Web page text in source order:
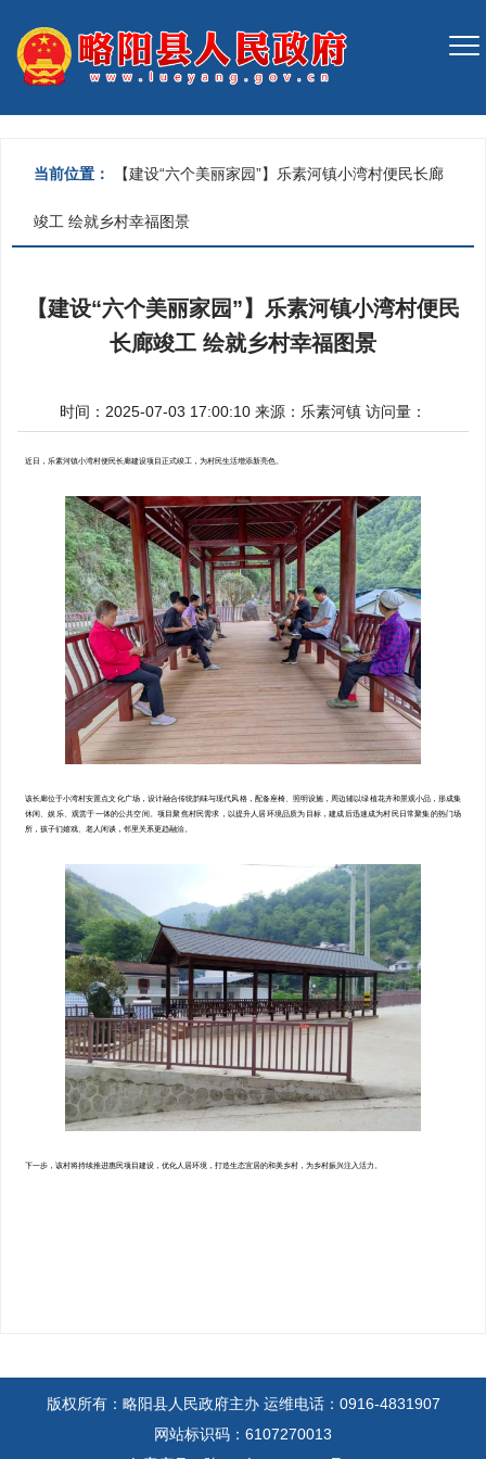
当前位置： 【建设“六个美丽家园”】乐素河镇小湾村便民长廊
竣工 绘就乡村幸福图景
【建设“六个美丽家园”】乐素河镇小湾村便民
长廊竣工 绘就乡村幸福图景
时间：2025-07-03 17:00:10 来源： 乐素河镇 访问量：
近日，乐素河镇小湾村便民长廊建设项目正式竣工，为村民生活增添新亮色。
该长廊位于小湾村安置点文化广场，设计融合传统韵味与现代风格，配备座椅、照明设施，周边辅以绿植花卉和景观小品，形成集
休闲、娱乐、观赏于一体的公共空间。项目聚焦村民需求，以提升人居环境品质为目标，建成后迅速成为村民日常聚集的热门场
所，孩子们嬉戏、老人闲谈，邻里关系更趋融洽。
下一步，该村将持续推进惠民项目建设，优化人居环境，打造生态宜居的和美乡村，为乡村振兴注入活力。
版权所有：略阳县人民政府主办 运维电话：0916-4831907
网站标识码：6107270013